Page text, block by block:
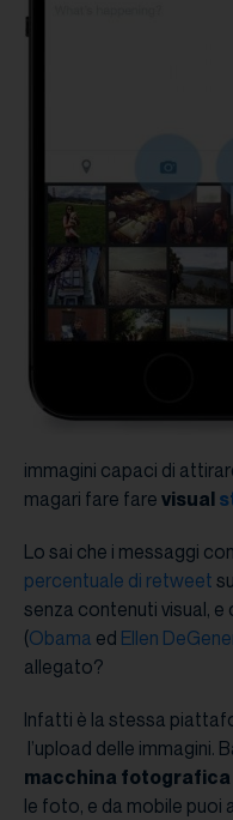
immagini capaci di
magari fare fare visual
Lo sai che i messaggi
percentuale di retweet
senza contenuti visual,
(Obama ed Ellen
allegato?
Infatti è la stessa
l’upload delle immagini.
macchina fotografica
le foto, e da mobile